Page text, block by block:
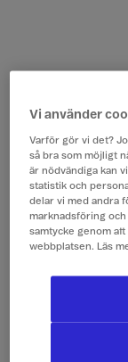
Vi använder
Varför gör vi det?
så bra som möjligt
är nödvändiga kan
statistik och
delar vi med andra
marknadsföring och
samtycke genom
webbplatsen. Läs